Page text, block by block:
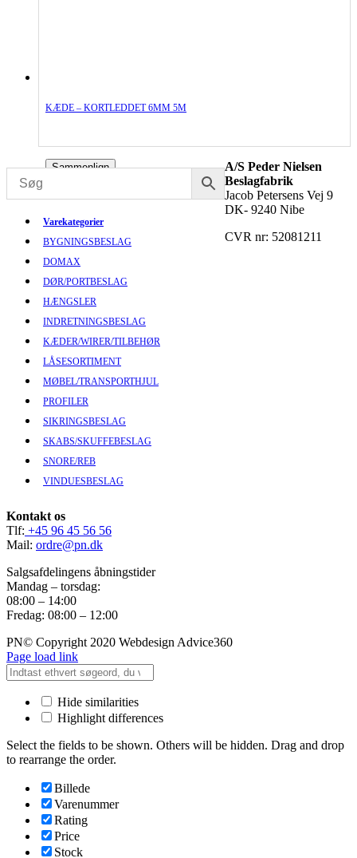
KÆDE – KORTLEDDET 6MM 5M
Sammenlign
Varekategorier
BYGNINGSBESLAG
DOMAX
DØR/PORTBESLAG
HÆNGSLER
INDRETNINGSBESLAG
KÆDER/WIRER/TILBEHØR
LÅSESORTIMENT
MØBEL/TRANSPORTHJUL
PROFILER
SIKRINGSBESLAG
SKABS/SKUFFEBESLAG
SNORE/REB
VINDUESBESLAG
A/S Peder Nielsen
Beslagfabrik
Jacob Petersens Vej 9
DK- 9240 Nibe
CVR nr: 52081211
Kontakt os
Tlf: +45 96 45 56 56
Mail: ordre@pn.dk
Salgsafdelingens åbningstider
Mandag – torsdag:
08:00 – 14:00
Fredag: 08:00 – 12:00
PN© Copyright 2020 Webdesign Advice360
Page load link
Hide similarities
Highlight differences
Select the fields to be shown. Others will be hidden. Drag and drop
to rearrange the order.
Billede
Varenummer
Rating
Price
Stock